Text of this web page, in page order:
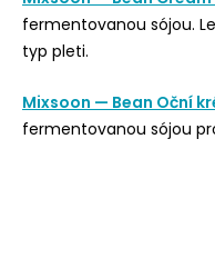
fermentovanou sójou.
typ pleti.
Mixsoon — Bean Oční
fermentovanou sójou